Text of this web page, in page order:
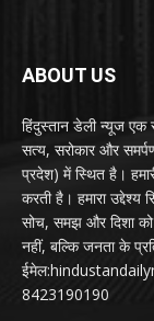
ABOUT US
हिंदुस्तान डेली न्यूज एक
सत्य, सरोकार और
प्रदेश) में स्थित है।
करती है। हमारा
सोच, समझ और दिशा
नहीं, बल्कि जनता के
8423190190